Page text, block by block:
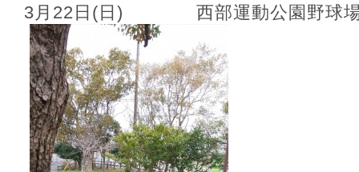
3月22日(日) 西部運動公園野球